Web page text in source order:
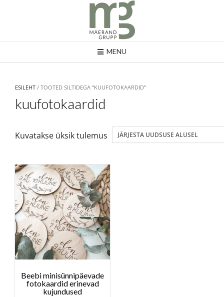
MENU
ESILEHT / TOOTED SILTIDEGA “KUUFOTOKAARDID”
kuufotokaardid
Kuvatakse üksik tulemus
Beebi minisünnipäevade
fotokaardid erinevad
kujundused